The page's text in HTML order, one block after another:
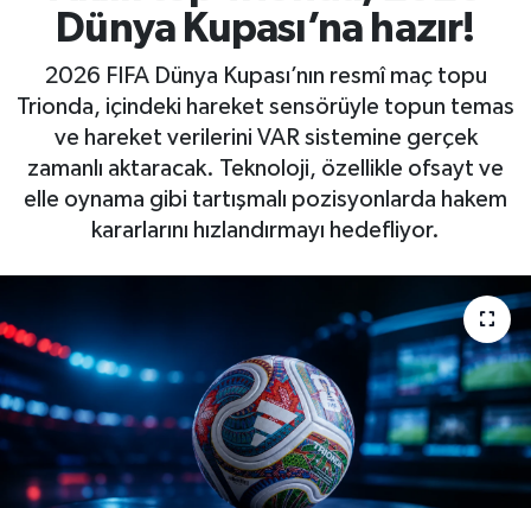
Dünya Kupası’na hazır!
2026 FIFA Dünya Kupası’nın resmî maç topu
Trionda, içindeki hareket sensörüyle topun temas
ve hareket verilerini VAR sistemine gerçek
zamanlı aktaracak. Teknoloji, özellikle ofsayt ve
elle oynama gibi tartışmalı pozisyonlarda hakem
kararlarını hızlandırmayı hedefliyor.